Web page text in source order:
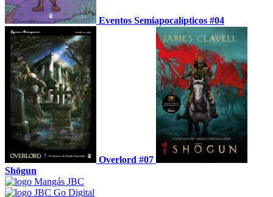
Eventos Semiapocalípticos #04
Overlord #07
Shōgun